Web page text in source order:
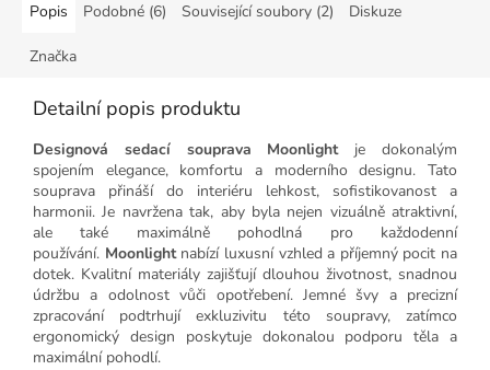
Popis Podobné (6) Související soubory (2) Diskuze
Značka
Detailní popis produktu
Designová sedací souprava Moonlightje dokonalým
spojením elegance, komfortu a moderního designu. Tato
souprava přináší do interiéru lehkost, sofistikovanost a
harmonii. Je navržena tak, aby byla nejen vizuálně atraktivní,
ale také maximálně pohodlná pro každodenní
používání. Moonlightnabízí luxusní vzhled a příjemný pocit na
dotek. Kvalitní materiály zajišťují dlouhou životnost, snadnou
údržbu a odolnost vůči opotřebení. Jemné švy a precizní
zpracování podtrhují exkluzivitu této soupravy, zatímco
ergonomický design poskytuje dokonalou podporu těla a
maximální pohodlí.